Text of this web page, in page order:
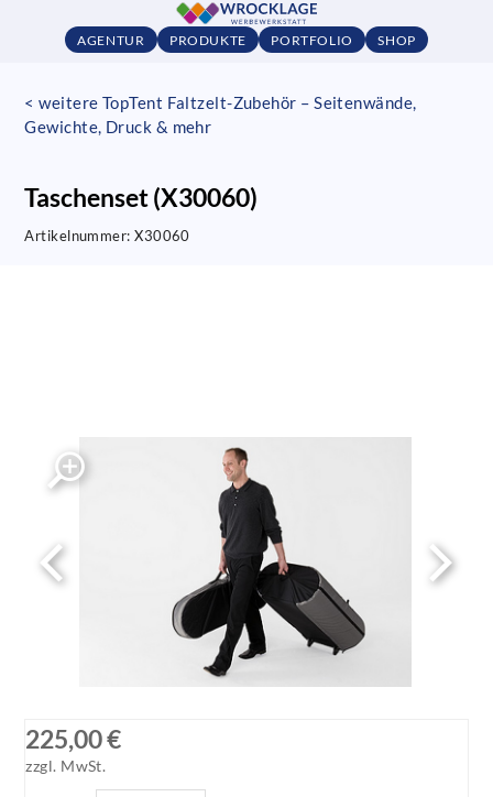
AGENTUR PRODUKTE PORTFOLIO SHOP
< weitere TopTent Faltzelt-Zubehör – Seitenwände,
Gewichte, Druck & mehr
Taschenset (X30060)
Artikelnummer:X30060
225,00 €
zzgl. MwSt.